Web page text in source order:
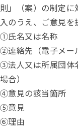
則」（案）の制定
入のうえ、ご意見を
①氏名又は名称
②連絡先（電子メー
③法人又は所属団体
場合）
④意見の該当箇所
⑤意見
⑥理由